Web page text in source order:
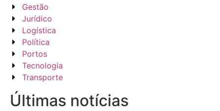
Gestão
Jurídico
Logística
Política
Portos
Tecnologia
Transporte
Últimas notícias